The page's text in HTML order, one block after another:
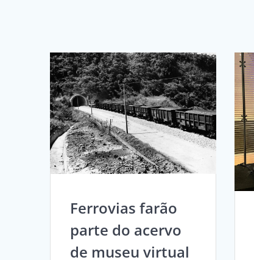
Ferrovias farão
parte do acervo
de museu virtual